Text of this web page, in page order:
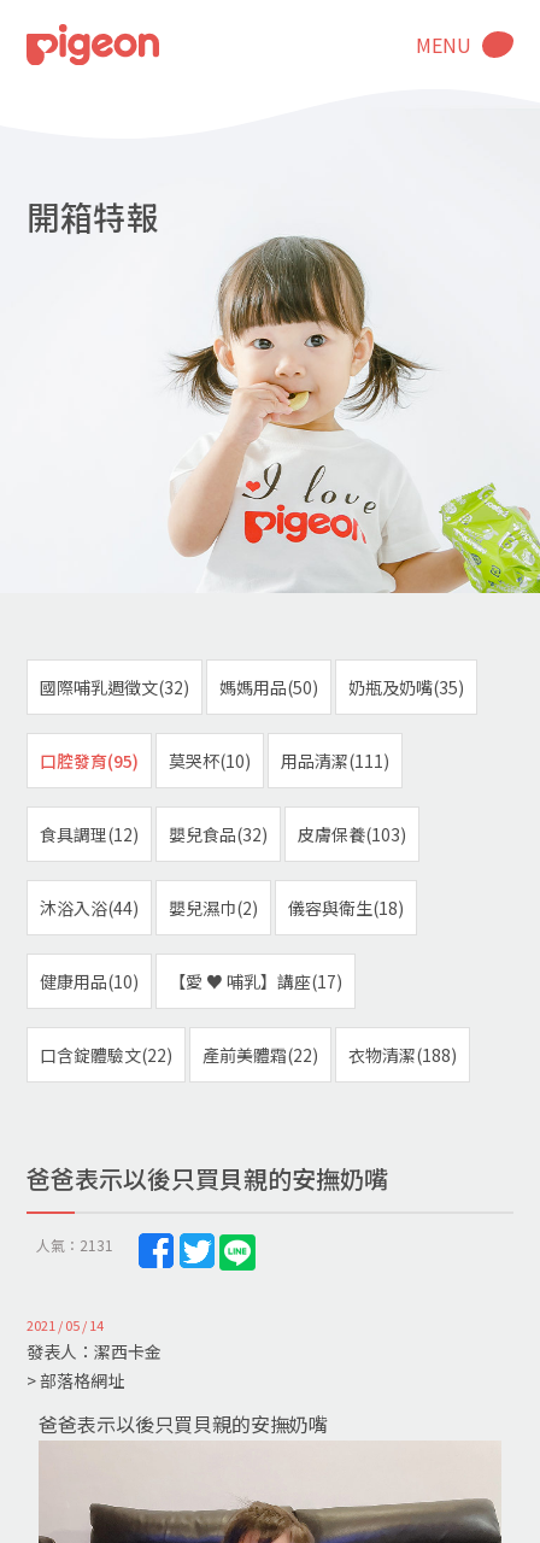
MENU
開箱特報
國際哺乳週徵文(32) 媽媽用品(50) 奶瓶及奶嘴(35)
口腔發育(95) 莫哭杯(10) 用品清潔(111)
食具調理(12) 嬰兒食品(32) 皮膚保養(103)
沐浴入浴(44) 嬰兒濕巾(2) 儀容與衛生(18)
健康用品(10) 【愛 ♥ 哺乳】講座(17)
口含錠體驗文(22) 產前美體霜(22) 衣物清潔(188)
爸爸表示以後只買貝親的安撫奶嘴
人氣：2131
2021 / 05 / 14
發表人：潔西卡金
> 部落格網址
爸爸表示以後只買貝親的安撫奶嘴